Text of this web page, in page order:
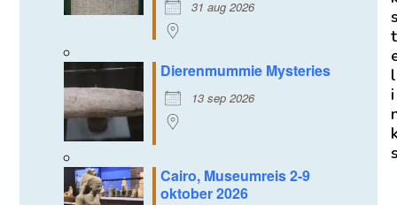
31 aug 2026
Dierenmummie Mysteries
13 sep 2026
Cairo, Museumreis 2-9
oktober 2026
t
l
i